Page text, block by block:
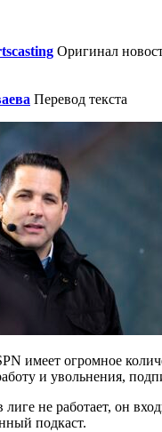
Оригинал
Перевод текста
имеет огромное
и увольнения,
лиге не работает, он
подкаст.